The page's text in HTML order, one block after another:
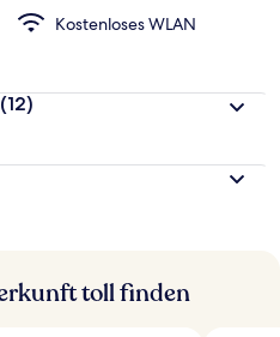
Kostenloses WLAN
(12)
toll finden